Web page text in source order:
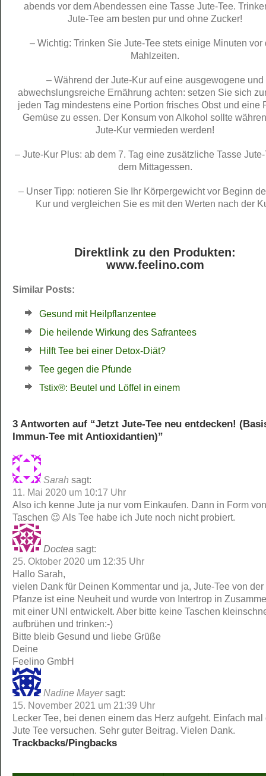
abends vor dem Abendessen eine Tasse Jute-Tee.
Jute-Tee am besten pur und ohne Zucker!
– Wichtig: Trinken Sie Jute-Tee stets einige Minuten vor
Mahlzeiten.
– Während der Jute-Kur auf eine ausgewogene und
abwechslungsreiche Ernährung achten: setzen Sie sich
jeden Tag mindestens eine Portion frisches Obst und eine
Gemüse zu essen. Der Konsum von Alkohol sollte
Jute-Kur vermieden werden!
– Jute-Kur Plus: ab dem 7. Tag eine zusätzliche Tasse
dem Mittagessen.
– Unser Tipp: notieren Sie Ihr Körpergewicht vor Beginn
Kur und vergleichen Sie es mit den Werten nach der
Direktlink zu den Produkten:
www.feelino.com
Similar Posts:
Gesund mit Heilpflanzentee
Die heilende Wirkung des Safrantees
Hilft Tee bei einer Detox-Diät?
Tee gegen die Pfunde
Tstix®: Beutel und Löffel in einem
3 Antworten auf “Jetzt Jute-Tee neu entdecken!
Immun-Tee mit Antioxidantien)”
Sarah sagt:
11. Mai 2020 um 10:17 Uhr
Also ich kenne Jute ja nur vom Einkaufen. Dann in Form von
Taschen 😉 Als Tee habe ich Jute noch nicht probiert.
Doctea sagt:
25. Oktober 2020 um 12:35 Uhr
Hallo Sarah,
vielen Dank für Deinen Kommentar und ja, Jute-Tee von der
Pfanze ist eine Neuheit und wurde von Intertrop in
mit einer UNI entwickelt. Aber bitte keine Taschen
aufbrühen und trinken:-)
Bitte bleib Gesund und liebe Grüße
Deine
Feelino GmbH
Nadine Mayer sagt:
15. November 2021 um 21:39 Uhr
Lecker Tee, bei denen einem das Herz aufgeht. Einfach mal
Jute Tee versuchen. Sehr guter Beitrag. Vielen Dank.
Trackbacks/Pingbacks